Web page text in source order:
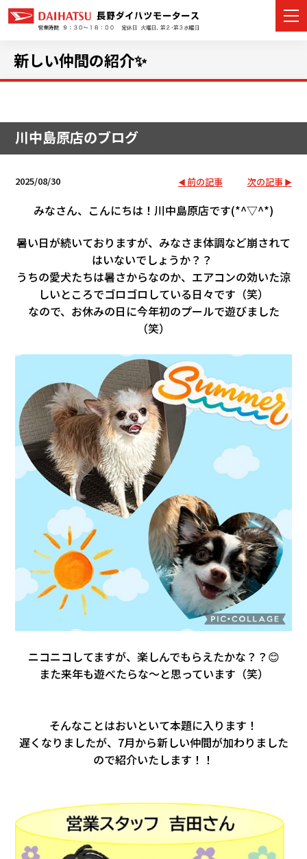
店舗情報
イベント・キャンペーン
ご購入者サポート
アフターサポート
会社情報
カタ
リコ
お問
新しい仲間の紹介✨
川中島原店のブログ
2025/08/30 前の記事 次の記事
みなさん、こんにちは！川中島原店です(*^▽^*)
暑い日が続いておりますが、みなさま体調など崩されて
はいないでしょうか？？
うちの愛犬たちは暑さからなのか、エアコンの効いた涼
しいところでゴロゴロしている日々です（笑）
なので、お休みの日に今年初のプールで遊びました
（笑）
ニコニコしてますが、楽しんでもらえたかな？？😊
また来年も遊べたらな～と思っています（笑）
そんなことはおいといて本題に入ります！
遅くなりましたが、7月から新しい仲間が加わりました
ので紹介いたします！！